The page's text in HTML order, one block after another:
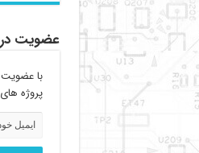
عضویت در
با عضویت
پروژه